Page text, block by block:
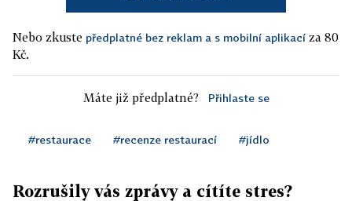
Nebo zkuste předplatné bez reklam a s mobilní aplikací za 80
Kč.
Máte již předplatné? Přihlaste se
#restaurace #recenze restaurací #jídlo
Rozrušily vás zprávy a cítíte stres?